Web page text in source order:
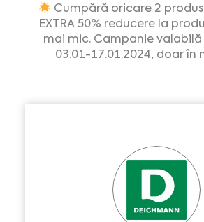
Cumpără oricare 2
EXTRA 50% reducere la
mai mic. Campanie
03.01-17.01.2024, doar în